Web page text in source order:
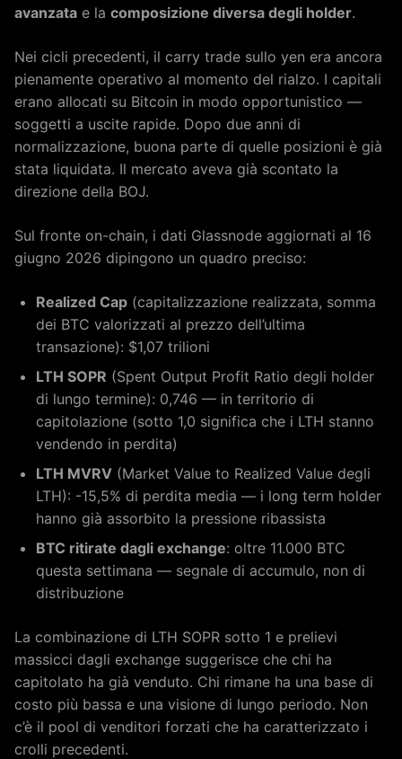
avanzata e la composizione diversa degli holder.
Nei cicli precedenti, il carry trade sullo yen era ancora
pienamente operativo al momento del rialzo. I capitali
erano allocati su Bitcoin in modo opportunistico —
soggetti a uscite rapide. Dopo due anni di
normalizzazione, buona parte di quelle posizioni è già
stata liquidata. Il mercato aveva già scontato la
direzione della BOJ.
Sul fronte on-chain, i dati Glassnode aggiornati al 16
giugno 2026 dipingono un quadro preciso:
Realized Cap (capitalizzazione realizzata, somma
dei BTC valorizzati al prezzo dell’ultima
transazione): $1,07 trilioni
LTH SOPR (Spent Output Profit Ratio degli holder
di lungo termine): 0,746 — in territorio di
capitolazione (sotto 1,0 significa che i LTH stanno
vendendo in perdita)
LTH MVRV (Market Value to Realized Value degli
LTH): -15,5% di perdita media — i long term holder
hanno già assorbito la pressione ribassista
BTC ritirate dagli exchange: oltre 11.000 BTC
questa settimana — segnale di accumulo, non di
distribuzione
La combinazione di LTH SOPR sotto 1 e prelievi
massicci dagli exchange suggerisce che chi ha
capitolato ha già venduto. Chi rimane ha una base di
costo più bassa e una visione di lungo periodo. Non
c’è il pool di venditori forzati che ha caratterizzato i
crolli precedenti.